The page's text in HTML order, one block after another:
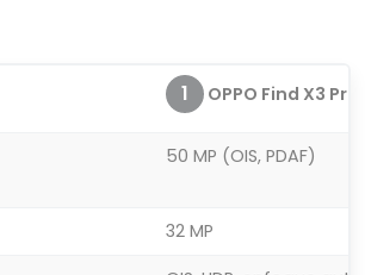
1 OPPO Find X3 Pro
50 MP (OIS, PDAF)
32 MP